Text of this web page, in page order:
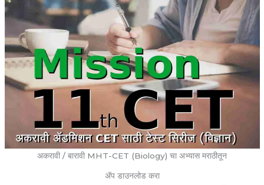
अकरावी / बारावी MHT-CET (Biology) चा अभ्यास मराठीतून
ॲप डाउनलोड करा